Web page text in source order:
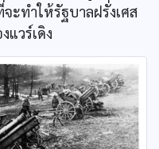
ะทำให้รัฐบาลฝรั่งเศส
แวร์เดิง